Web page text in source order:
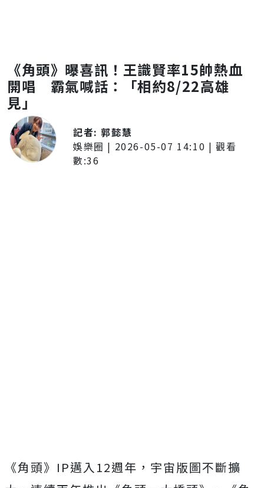
《角頭》曝喜訊！王識賢率15帥熱血
開唱 霸氣喊話：「相約8/22高雄
見」
記者:郭懿慧
娛樂圈 | 2026-05-07 14:10 | 觀看
數:36
《角頭》IP邁入12週年，宇宙版圖不斷擴